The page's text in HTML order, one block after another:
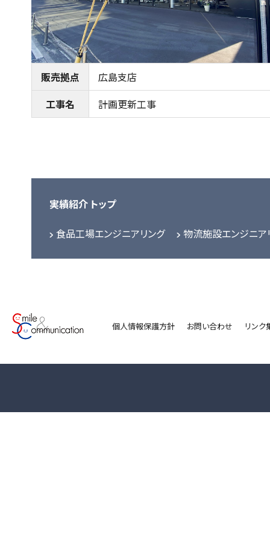
販売拠点
広島支店
工事名
計画更新工事
実績紹介 トップ
食品工場エンジニアリング 物流施設エンジニア
個人情報保護方針 お問い合わせ リンク